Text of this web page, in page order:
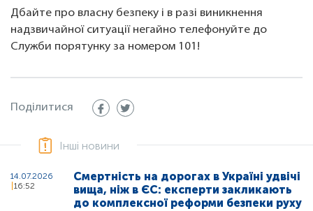
Дбайте про власну безпеку і в разі виникнення
надзвичайної ситуації негайно телефонуйте до
Служби порятунку за номером 101!
Поділитися
Інші новини
14.07.2026
16:52
Смертність на дорогах в Україні удвічі
вища, ніж в ЄС: експерти закликають
до комплексної реформи безпеки руху